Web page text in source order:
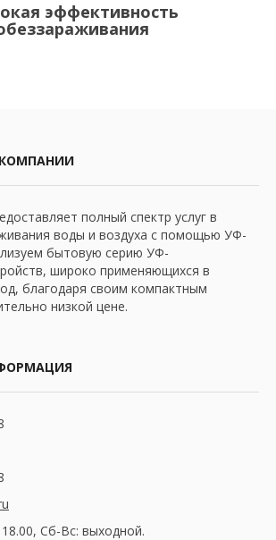
эффективность
полный спектр услуг в
воды и воздуха с помощью УФ-
бытовую серию УФ-
широко применяющихся в
благодаря своим компактным
низкой цене.
Сб-Вс: выходной.